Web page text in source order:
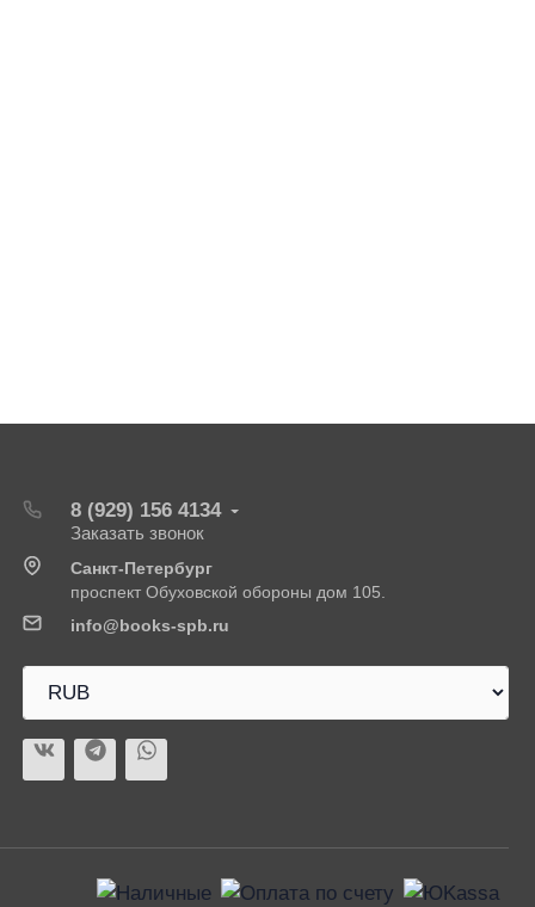
8 (929) 156 4134
Заказать звонок
Санкт-Петербург
проспект Обуховской обороны дом 105.
info@books-spb.ru